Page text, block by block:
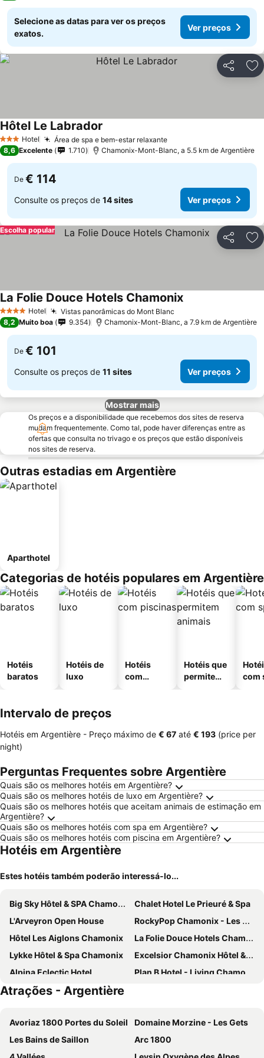
Selecione as datas para ver os preços
exatos.
Ver preços
Partilhar
3 EstrelasHotel Área de spa e bem-estar relaxante
Hôtel Le Labrador
8,6 Excelente 1.710 Chamonix-Mont-Blanc, a 5.5 km de Argentière
De € 114
Consulte os preços de 14 sites Ver preços
Partilhar
Escolha popular
4 EstrelasHotel Vistas panorâmicas do Mont Blanc
La Folie Douce Hotels Chamonix
8,2 Muito boa 9.354 Chamonix-Mont-Blanc, a 7.9 km de Argentière
De € 101
Consulte os preços de 11 sites Ver preços
Mostrar mais
Os preços e a disponibilidade que recebemos dos sites de reserva
mudam frequentemente. Como tal, pode haver diferenças entre as
ofertas que consulta no trivago e os preços que estão disponíveis
nos sites de reserva.
Outras estadias em Argentière
Aparthotel
Categorias de hotéis populares em Argentière
Hotéis
baratos
Hotéis de
luxo
Hotéis
com
Hotéis que
permitem
com
Intervalo de preços
Hotéis em Argentière - Preço máximo de ‎€ 67 até ‎€ 193 (price per
night)
Perguntas Frequentes sobre Argentière
Quais são os melhores hotéis em Argentière?
Quais são os melhores hotéis de luxo em Argentière?
Quais são os melhores hotéis que aceitam animais de estimação em
Argentière?
Quais são os melhores hotéis com spa em Argentière?
Quais são os melhores hotéis com piscina em Argentière?
Hotéis em Argentière
Estes hotéis também poderão interessá-lo...
Big Sky Hôtel & SPA Chamonix
Chalet Hotel Le Prieuré & Spa
L'Arveyron Open House
RockyPop Chamonix - Les Houches
Hôtel Les Aiglons Chamonix
La Folie Douce Hotels Chamonix
Lykke Hôtel & Spa Chamonix
Excelsior Chamonix Hôtel & Spa
Alpina Eclectic Hotel
Plan B Hotel - Living Chamonix
Heliopic Hotel & Spa
Hôtel de l'Arve by HappyCulture
Hôtel Le Labrador
Hôtel Le Morgane
Chalet Hôtel du Bois
Atrações - Argentière
Avoriaz 1800 Portes du Soleil
Domaine Morzine - Les Gets
Les Bains de Saillon
Arc 1800